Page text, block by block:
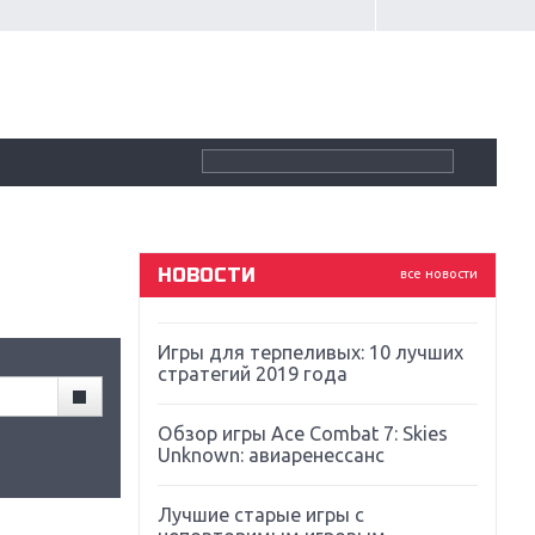
все новости
НОВОСТИ
Souls
Far Cry 5: хвалить нельзя ругать
Игры для терпеливых: 10 лучших
стратегий 2019 года
Обзор игры Ace Combat 7: Skies
Unknown: авиаренессанс
Лучшие старые игры с